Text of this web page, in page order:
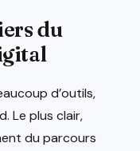
du
d’outils,
Le plus clair,
du parcours